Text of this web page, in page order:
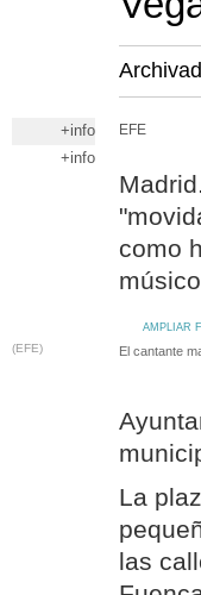
+info
+info
EFE
como
AMPLIAR
(EFE) El cantante
La
las